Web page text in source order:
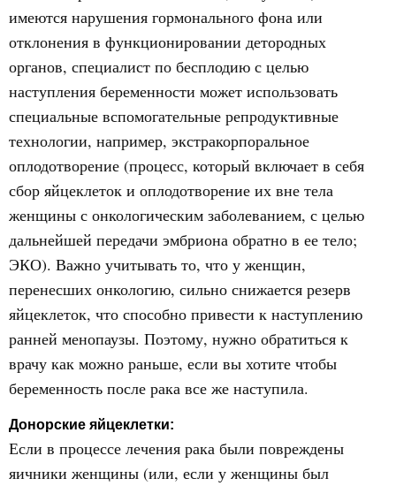
имеются нарушения гормонального фона или
отклонения в функционировании детородных
органов, специалист по бесплодию с целью
наступления беременности может использовать
специальные вспомогательные репродуктивные
технологии, например, экстракорпоральное
оплодотворение (процесс, который включает в себя
сбор яйцеклеток и оплодотворение их вне тела
женщины с онкологическим заболеванием, с целью
дальнейшей передачи эмбриона обратно в ее тело;
ЭКО). Важно учитывать то, что у женщин,
перенесших онкологию, сильно снижается резерв
яйцеклеток, что способно привести к наступлению
ранней менопаузы. Поэтому, нужно обратиться к
врачу как можно раньше, если вы хотите чтобы
беременность после рака все же наступила.
Донорские яйцеклетки:
Если в процессе лечения рака были повреждены
яичники женщины (или, если у женщины был